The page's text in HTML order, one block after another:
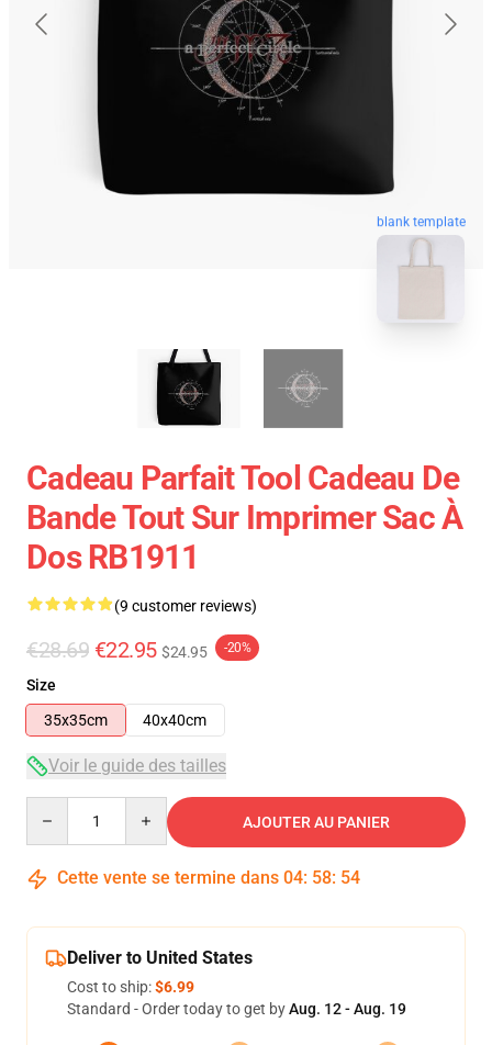
blank template
Cadeau Parfait Tool Cadeau De
Bande Tout Sur Imprimer Sac À
Dos RB1911
(9 customer reviews)
€28.69 €22.95 $24.95 -20%
Size
35x35cm
40x40cm
Voir le guide des tailles
AJOUTER AU PANIER
Cette vente se termine dans 04: 58: 54
Deliver to United States
Cost to ship:$6.99
Standard - Order today to get byAug. 12 - Aug. 19